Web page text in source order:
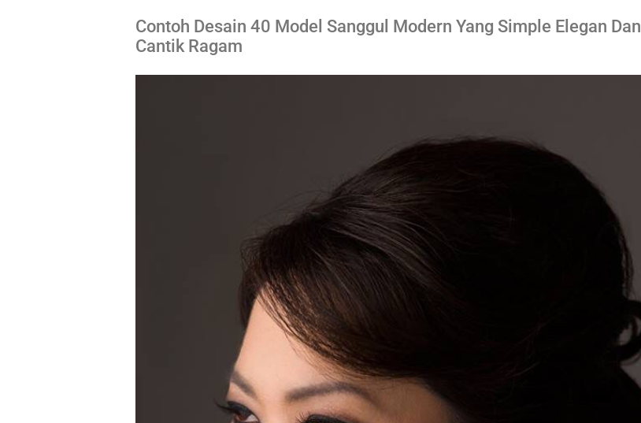
Contoh Desain 40 Model Sanggul Modern Yang Simple Elegan Dan
Cantik Ragam